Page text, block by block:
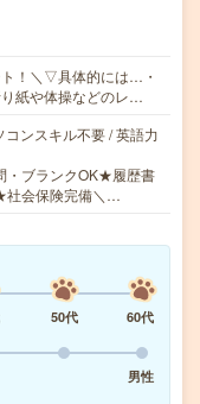
ト！＼▽具体的には…・
紙や体操などのレ…
ンスキル不要 / 英語力
・ブランクOK★履歴書
社会保険完備＼…
50代
60代
男性